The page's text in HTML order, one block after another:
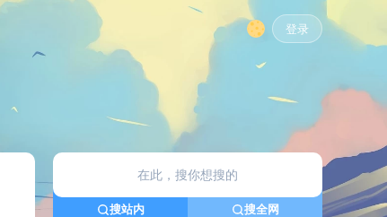
登录
搜站内 搜全网